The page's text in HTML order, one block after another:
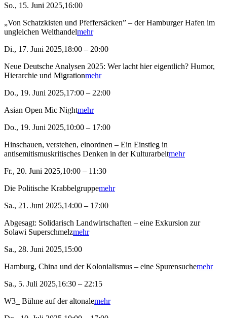
So., 15. Juni 2025,16:00
„Von Schatzkisten und Pfeffersäcken” – der Hamburger Hafen im
ungleichen Welthandelmehr
Di., 17. Juni 2025,18:00 – 20:00
Neue Deutsche Analysen 2025: Wer lacht hier eigentlich? Humor,
Hierarchie und Migrationmehr
Do., 19. Juni 2025,17:00 – 22:00
Asian Open Mic Nightmehr
Do., 19. Juni 2025,10:00 – 17:00
Hinschauen, verstehen, einordnen – Ein Einstieg in
antisemitismuskritisches Denken in der Kulturarbeitmehr
Fr., 20. Juni 2025,10:00 – 11:30
Die Politische Krabbelgruppemehr
Sa., 21. Juni 2025,14:00 – 17:00
Abgesagt: Solidarisch Landwirtschaften – eine Exkursion zur
Solawi Superschmelzmehr
Sa., 28. Juni 2025,15:00
Hamburg, China und der Kolonialismus – eine Spurensuchemehr
Sa., 5. Juli 2025,16:30 – 22:15
W3_ Bühne auf der altonalemehr